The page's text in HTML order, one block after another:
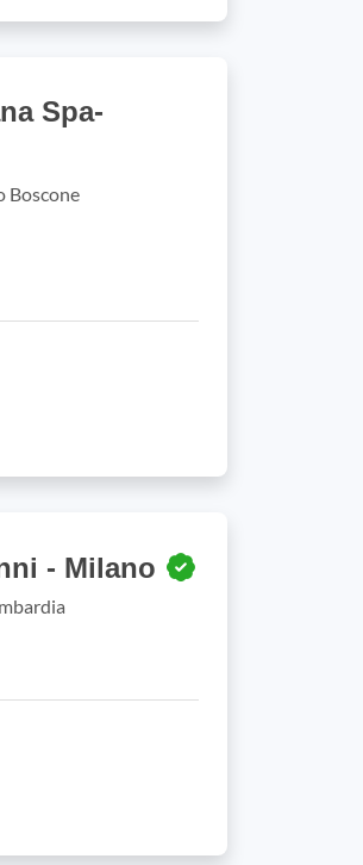
Spa-
Boscone
- Milano